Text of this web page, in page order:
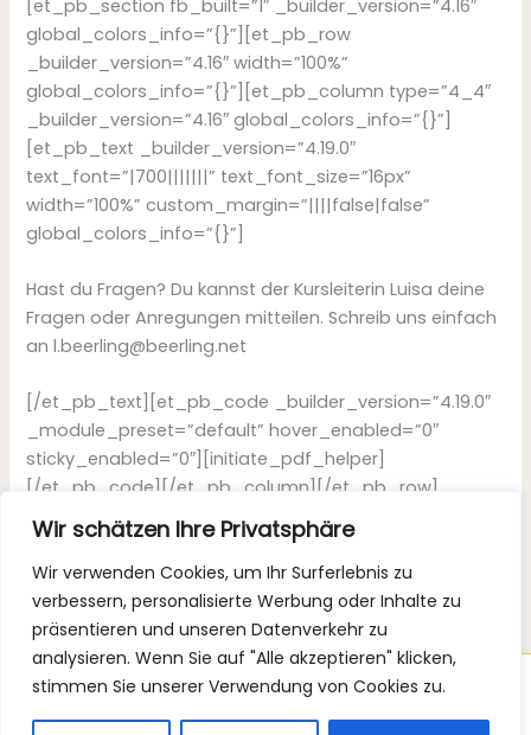
Wir schätzen Ihre Privatsphäre
Wir verwenden Cookies, um Ihr Surferlebnis zu
verbessern, personalisierte Werbung oder Inhalte zu
präsentieren und unseren Datenverkehr zu
analysieren. Wenn Sie auf "Alle akzeptieren" klicken,
stimmen Sie unserer Verwendung von Cookies zu.
[et_pb_section fb_built=”1″ _builder_version=”4.16″
global_colors_info=”{}”][et_pb_row
_builder_version=”4.16″ width=”100%”
global_colors_info=”{}”][et_pb_column type=”4_4″
_builder_version=”4.16″ global_colors_info=”{}”]
[et_pb_text _builder_version=”4.19.0″
text_font=”|700|||||||” text_font_size=”16px”
width=”100%” custom_margin=”||||false|false”
global_colors_info=”{}”]
Hast du Fragen? Du kannst der Kursleiterin Luisa deine
Fragen oder Anregungen mitteilen. Schreib uns einfach
an l.beerling@beerling.net
[/et_pb_text][et_pb_code _builder_version=”4.19.0″
_module_preset=”default” hover_enabled=”0″
sticky_enabled=”0″][initiate_pdf_helper]
[/et_pb_code][/et_pb_column][/et_pb_row]
[/et_pb_section]
Copyright © 2026 Luisa Beerling Ernährungsberatung |
Impressum|Datenschutz